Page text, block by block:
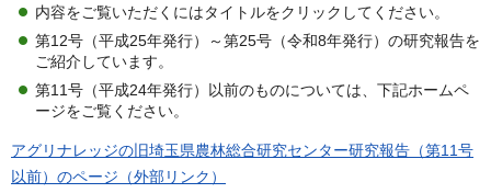
内容をご覧いただくにはタイトルをクリックしてください。
第12号（平成25年発行）～第25号（令和8年発行）の研究報告を
ご紹介しています。
第11号（平成24年発行）以前のものについては、下記ホームペ
ージをご覧ください。
アグリナレッジの旧埼玉県農林総合研究センター研究報告（第11号
以前）のページ（外部リンク）